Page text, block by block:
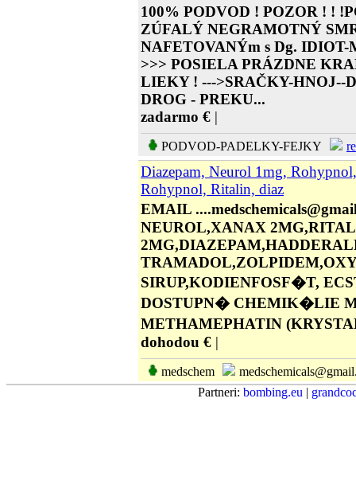
100% PODVOD ! POZOR ! !
ZÚFALÝ NEGRAMOTNÝ
NAFETOVANÝm s Dg. IDIOT-
>>> POSIELA PRÁZDNE
LIEKY ! --->SRAČKY-HNOJ--
DROG - PREKU...
zadarmo € |
PODVOD-PADELKY-FEJKY
Diazepam, Neurol 1mg,
Rohypnol, Ritalin, diaz
EMAIL
NEUROL,XANAX
SIRUP,KODIENFOSF�T,
DOSTUPN� CHEMIK�LIE
METHAMEPHATIN
dohodou € |
medschem
Partneri: bombing.eu |